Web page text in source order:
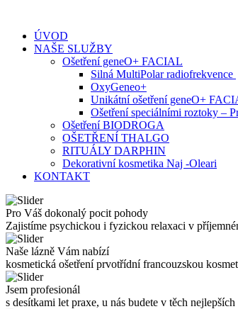
contentÚVOD
NAŠE SLUŽBY
Ošetření geneO+ FACIAL
Silná MultiPolar radiofrekvence
OxyGeneo+
Unikátní ošetření geneO+
Ošetření speciálními roztoky –
Ošetření BIODROGA
OŠETŘENÍ THALGO
RITUÁLY DARPHIN
Dekorativní kosmetika Naj -Oleari
KONTAKT
Pro Váš dokonalý pocit pohody
Zajistíme psychickou i fyzickou relaxaci v
Naše lázně Vám nabízí
kosmetická ošetření prvotřídní francouzskou
Jsem profesionál
s desítkami let praxe, u nás budete v těch